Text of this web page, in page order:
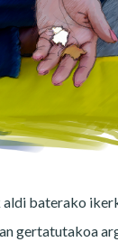
baterako
gertatutakoa